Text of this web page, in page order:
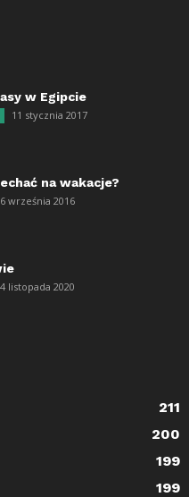
w Egipcie
11 stycznia 2017
na wakacje?
września 2016
listopada 2020
211
200
199
199